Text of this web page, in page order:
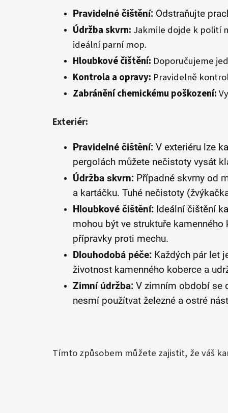
Pravidelné čištění: Odstraňujte
Údržba skvrn: Jakmile dojde k polití
ideální parní mop.
Hloubkové čištění: Doporučujeme
Kontrola a opravy: Pravidelně
Zabránění chemickému poškození:
Exteriér:
Pravidelné čištění: V exteriéru lze
pergolách můžete nečistoty vysát
Údržba skvrn: Případné skvrny od
a kartáčku. Tuhé nečistoty
Hloubkové čištění: Ideální čištění
mohou být ve struktuře
přípravky proti mechu.
Dlouhodobá péče: Každých pár let
životnost kamenného koberce a
Zimní údržba: V zimním období se
nesmí použítvat železné a ostré
Tímto způsobem můžete zajistit, že váš